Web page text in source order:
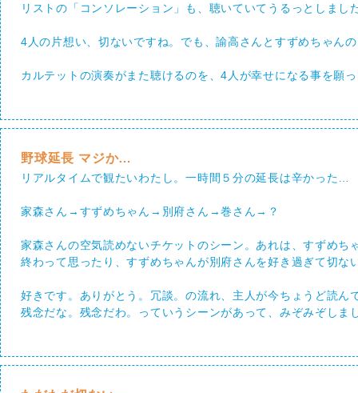
リストの「コンソレーション」も、聴いていてうるっとしま
4人の片想い、切ないですね。でも、諭高さんとすずめちゃん
カルテットの演奏がまた聴けるのを、4人が幸せになる事を願
野球延長 マジか…
リアルタイムで観たいわたし。一時間５分の延長は辛かった…
家森さん→すずめちゃん→別府さん→巻さん→？
家森さんの空気読めないチケットのシーン。あれは、すずめ
終わって思ったり、すずめちゃんが別府さんを好き過ぎて切な
好きです。ありがとう。冗談。の流れ、主人が今ちょうど読
残念だな。残念だわ。っていうシーンがあって、みぞみぞし